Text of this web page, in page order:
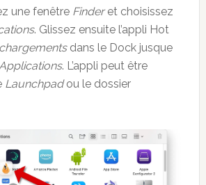
une fenêtre Finderet choisissez
. Glissez ensuite l’appli Hot
dans le Dock jusque
. L’appli peut être
Launchpadou le dossier